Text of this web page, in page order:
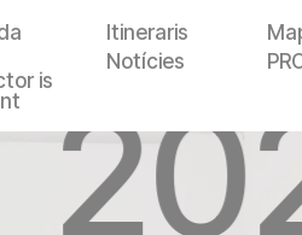
Itineraris
is
Notícies